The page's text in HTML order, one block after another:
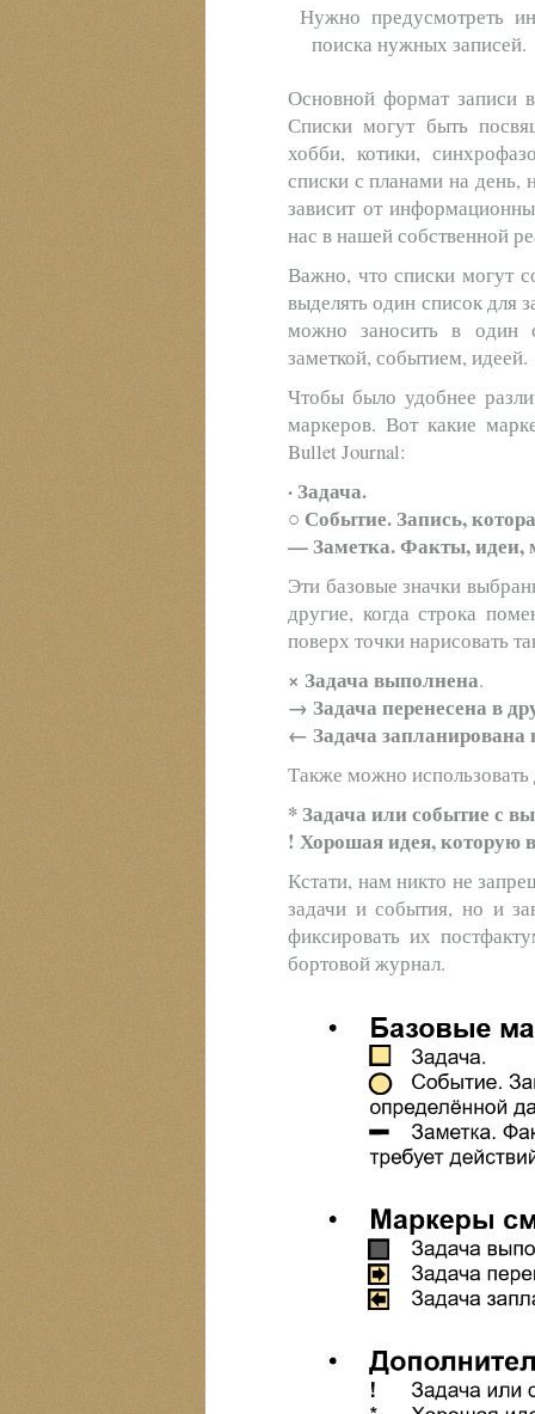
Нужно предусмотреть
поиска нужных записей.
Основной формат записи
Списки могут быть
хобби, котики,
списки с планами на
зависит от
нас в нашей собственной
Важно, что списки могут
выделять один список для
можно заносить в один
заметкой, событием, идеей.
Чтобы было удобнее
маркеров. Вот какие
Bullet Journal:
· Задача.
○ Событие. Запись,
— Заметка. Факты, идеи,
Эти базовые значки
другие, когда строка
поверх точки нарисовать
× Задача выполнена.
→ Задача перенесена в
← Задача запланирована
Также можно
* Задача или событие с
! Хорошая идея, которую
Кстати, нам никто не
задачи и события, но и
фиксировать их
бортовой журнал.